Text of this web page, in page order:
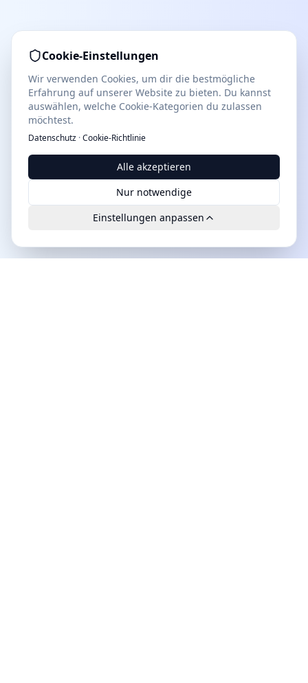
Cookie-Einstellungen
Wir verwenden Cookies, um dir die bestmögliche
Erfahrung auf unserer Website zu bieten. Du kannst
auswählen, welche Cookie-Kategorien du zulassen
möchtest.
Datenschutz ·Cookie-Richtlinie
Alle akzeptieren
Nur notwendige
Einstellungen anpassen